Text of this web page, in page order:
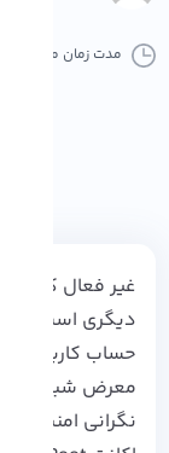
مدت زمان مطالعه :
دیگری است که
حساب کاربری SSH Root فعال در سرور
معرض شبکه یا
نگرانی امنیتی